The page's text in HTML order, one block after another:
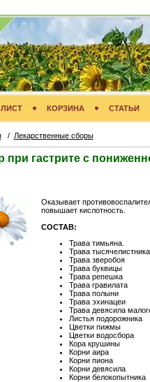
КОРЗИНА СТАТЬИ
/ Лекарственные сборы
при гастрите с
Оказывает
повышает кислотность.
СОСТАВ:
Трава тимьяна.
Трава тысячелистника
Трава зверобоя
Трава буквицы
Трава репешка
Трава гравилата
Трава полыни
Трава эхинацеи
Трава девясила
Листья подорожника
Цветки пижмы
Цветки водосбора
Кора крушины
Корни аира
Корни пиона
Корни девясила
Корни белокопытника